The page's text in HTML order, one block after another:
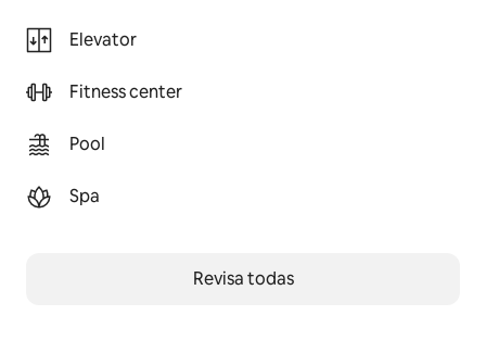
Elevator
Fitness center
Pool
Spa
Revisa todas